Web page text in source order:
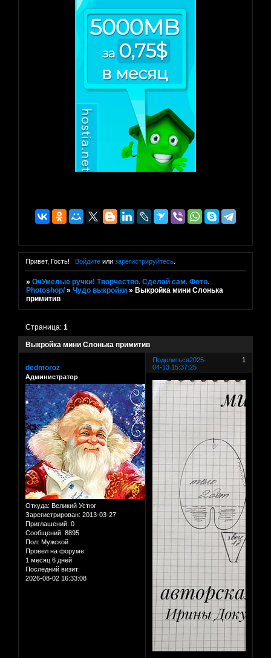
Привет, Гость! Войдитеили зарегистрируйтесь.
»ОчУмелые ручки! Творчество. Сделай сам. Фото.
Photoshop/ »Чудо выкройки » Выкройка мини Слонька
примитив
Выкройка мини Слонька примитив
Страница:1
Поделиться 1
2025-
04-13 15:37:25
dedmoroz
Администратор
Откуда: Великий Устюг
Зарегистрирован: 2013-03-27
Приглашений: 0
Сообщений: 8895
Пол: Мужской
Провел на форуме:
1 месяц 6 дней
Последний визит:
2026-08-02 16:33:08